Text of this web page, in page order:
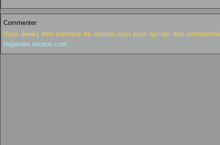
Commenter
Vous devez être membre de onction.com pour ajouter des
Rejoindre onction.com